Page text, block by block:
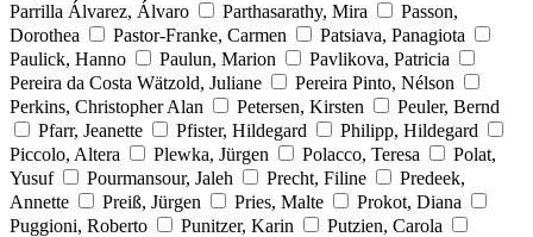
Parrilla Álvarez, Álvaro
Parthasarathy, Mira
Passon,
Dorothea
Pastor-Franke, Carmen
Patsiava, Panagiota
Paulick, Hanno
Paulun, Marion
Pavlikova, Patricia
Pereira da Costa Wätzold, Juliane
Pereira Pinto, Nélson
Perkins, Christopher Alan
Petersen, Kirsten
Peuler, Bernd
Pfarr, Jeanette
Pfister, Hildegard
Philipp, Hildegard
Piccolo, Altera
Plewka, Jürgen Polacco, Teresa
Polat,
Yusuf
Pourmansour, Jaleh Precht, Filine
Predeek,
Annette
Preiß, Jürgen Pries, Malte
Prokot, Diana
Puggioni, Roberto
Punitzer, Karin
Putzien, Carola